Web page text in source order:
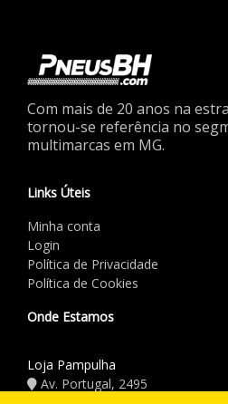
Com mais de 20 anos na
tornou-se referência no
multimarcas em MG.
Links Úteis
Minha conta
Login
Política de Privacidade
Política de Cookies
Onde Estamos
Loja Pampulha
Av. Portugal, 2495